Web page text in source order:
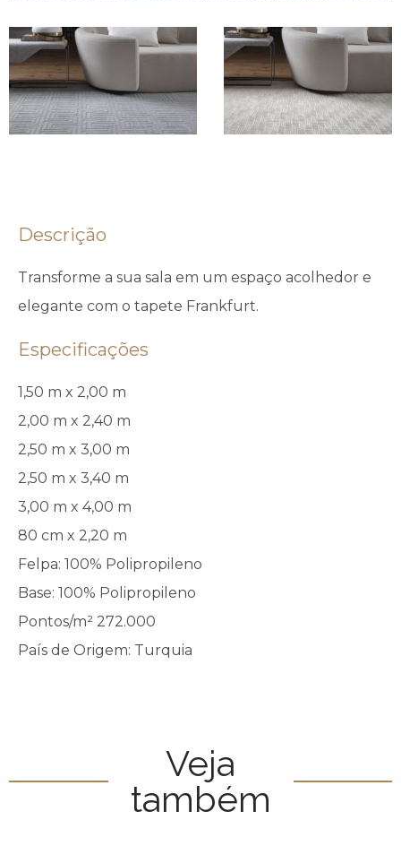
Descrição
Transforme a sua sala em um espaço acolhedor e
elegante com o tapete Frankfurt.
Especificações
1,50 m x 2,00 m
2,00 m x 2,40 m
2,50 m x 3,00 m
2,50 m x 3,40 m
3,00 m x 4,00 m
80 cm x 2,20 m
Felpa: 100% Polipropileno
Base: 100% Polipropileno
Pontos/m² 272.000
País de Origem: Turquia
Veja
também